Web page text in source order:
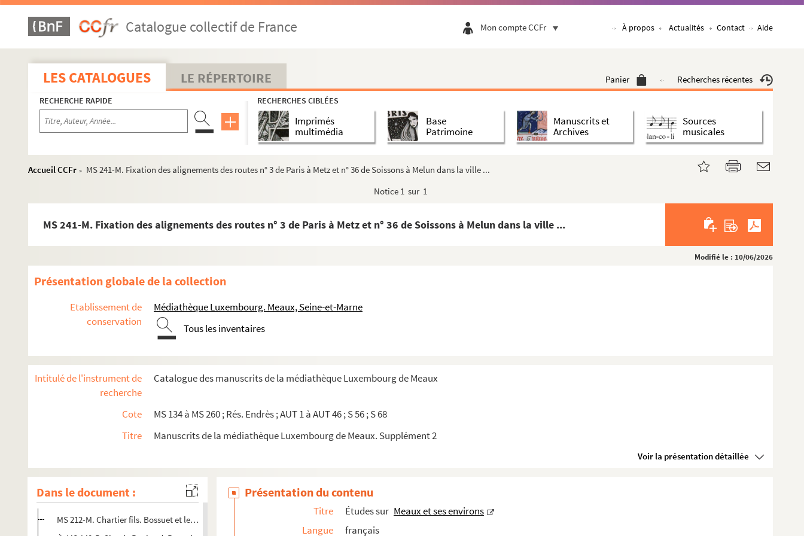
Catalogue collectif de France Mon compte CCFr À propos Actualités Contact Aide
LES CATALOGUES LE RÉPERTOIRE Panier Recherches récentes
RECHERCHE RAPIDE RECHERCHES CIBLÉES
Imprimés
multimédia
Base
Patrimoine
Manuscrits et
Archives
Sources
musicales
Accueil CCFr >
MS 241-M. Fixation des alignements des routes n° 3 de Paris à Metz et n° 36 de Soissons à Melun dans la ville ...
Notice 1 sur 1
MS 241-M. Fixation des alignements des routes n° 3 de Paris à Metz et n° 36 de Soissons à Melun dans la ville ...
Modifié le : 10/06/2026
Présentation globale de la collection
Etablissement de
conservation
Médiathèque Luxembourg. Meaux, Seine-et-Marne
Tous les inventaires
Intitulé de l'instrument de
recherche
Catalogue des manuscrits de la médiathèque Luxembourg de Meaux
Cote
MS 134 à MS 260 ; Rés. Endrès ; AUT 1 à AUT 46 ; S 56 ; S 68
Titre
Manuscrits de la médiathèque Luxembourg de Meaux. Supplément 2
Voir la présentation détaillée
Dans le document :
Manuscrits de l'évêché et du grand séminaire de Meaux
Manuscrits du fonds Honoré-Ronssin
Documents concernant Meaux et ses environs
Études sur Meaux et ses environs
MS 212-M. Chartier fils. Bossuet et les débuts de Louis XIV
Présentation du contenu
Titre Études sur Meaux et ses environs
Langue
français